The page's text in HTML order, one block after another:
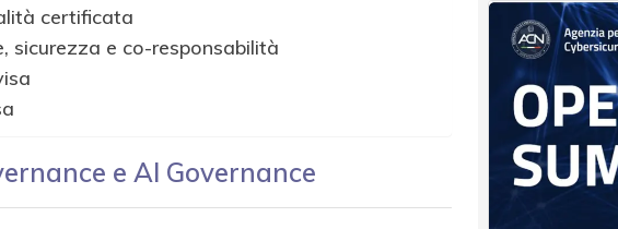
certificata
sicurezza e co-responsabilità
e AI Governance